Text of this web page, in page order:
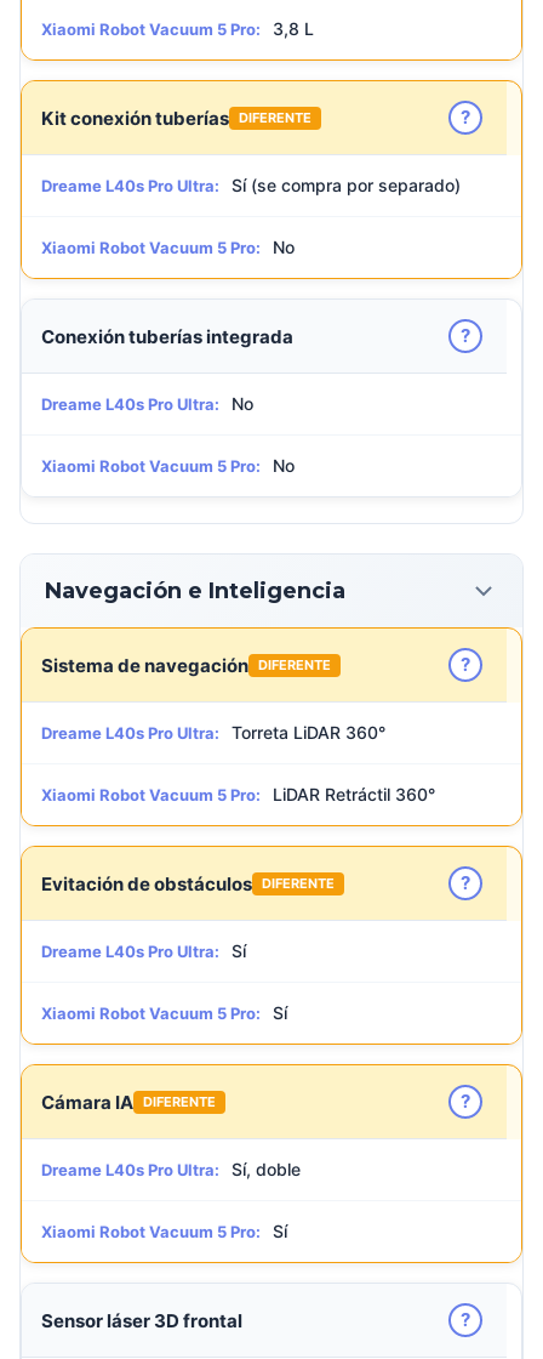
Xiaomi Robot Vacuum 5 Pro: 3,8 L
Kit conexión tuberías DIFERENTE ?
Dreame L40s Pro Ultra: Sí (se compra por separado)
Xiaomi Robot Vacuum 5 Pro: No
Conexión tuberías integrada ?
Dreame L40s Pro Ultra: No
Xiaomi Robot Vacuum 5 Pro: No
Navegación e Inteligencia
Sistema de navegación DIFERENTE ?
Dreame L40s Pro Ultra: Torreta LiDAR 360°
Xiaomi Robot Vacuum 5 Pro: LiDAR Retráctil 360°
Evitación de obstáculos DIFERENTE ?
Dreame L40s Pro Ultra: Sí
Xiaomi Robot Vacuum 5 Pro: Sí
Cámara IA DIFERENTE ?
Dreame L40s Pro Ultra: Sí, doble
Xiaomi Robot Vacuum 5 Pro: Sí
Sensor láser 3D frontal ?